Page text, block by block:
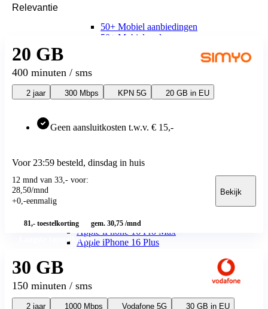
50+ Mobiel aanbiedingen
50+ Mobiel verlengen
Alle telefoons
Alle aanbiedingen
Apple
Apple iPhone 17e
Apple iPhone 17 Pro Max
Apple iPhone 16e
Apple iPhone 16 Pro Max
Apple iPhone 16 Plus
Apple iPhone 15
Apple iPhone 14
Apple iPhone 14 Pro (Refurbished)
20 GB
400 minuten / sms
Geen aansluitkosten t.w.v. € 15,-
2 jaar 300 Mbps KPN 5G 20 GB in EU
Voor 23:59 besteld, dinsdag in huis
12 mnd van 33,- voor:
28 50/mnd
+0 -eenmalig
Bekijk
81,- toestelkorting gem. 30,75 /mnd
Laagste toestelkosten
30 GB
150 minuten / sms
2 jaar 1000 Mbps Vodafone 5G 30 GB in EU